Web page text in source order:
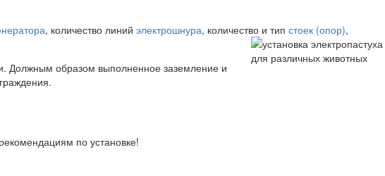
, количество линий электрошнура, количество и тип стоек (опор),
Должным образом выполненное заземление и
по установке!